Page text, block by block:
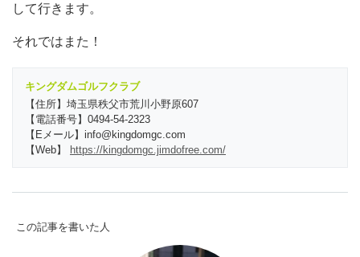
して行きます。
それではまた！
キングダムゴルフクラブ
【住所】埼玉県秩父市荒川小野原607
【電話番号】0494-54-2323
【Eメール】info@kingdomgc.com
【Web】
https://kingdomgc.jimdofree.com/
この記事を書いた人